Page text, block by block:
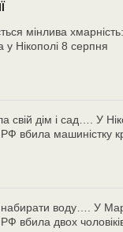
мінлива
у Нікополі 8 серпня
свій дім і сад…. У
вбила машиністку
воду…. У
вбила двох